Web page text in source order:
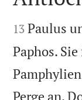


13 Paulus
Paphos.
Perge an.